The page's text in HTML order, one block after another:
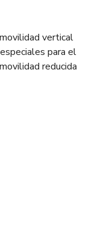
vertical
para el
reducida